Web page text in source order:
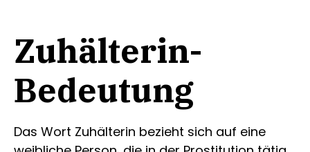
Zuhälterin-
Bedeutung
Das Wort Zuhälterin bezieht sich auf eine